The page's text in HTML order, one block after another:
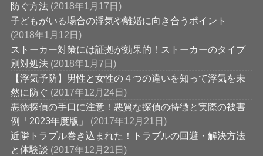
防ぐ方法 (2018年1月17日)
子どもがいる場合の浮気や離婚に向き合うポイント
(2018年1月12日)
ストーカー対策には証拠が効果的！ストーカーのタイプ
別対処法 (2018年1月7日)
【浮気予防】男性と女性の４つの違いを知って浮気を未
然に防ぐ (2017年12月24日)
悪徳探偵の手口に注意！悪質な探偵の特徴と実際の被害
例「2023年度版」
(2017年12月21日)
近隣トラブル巻き込まれた！トラブルの回避・解決方法
と体験談 (2017年12月21日)